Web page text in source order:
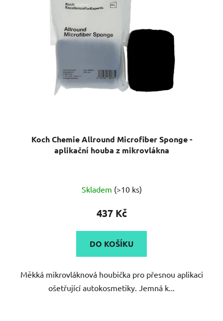
Koch Chemie Allround Microfiber Sponge -
aplikační houba z mikrovlákna
Skladem (>10 ks)
437 Kč
DO KOŠÍKU
Měkká mikrovláknová houbička pro přesnou aplikaci
ošetřující autokosmetiky. Jemná k...